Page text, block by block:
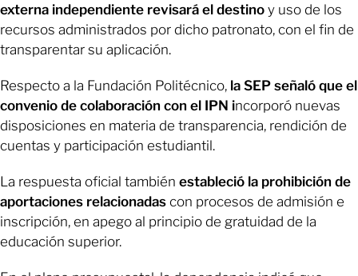
externa independiente revisará el destino y uso de los
recursos administrados por dicho patronato, con el fin de
transparentar su aplicación.
Respecto a la Fundación Politécnico, la SEP señaló que el
convenio de colaboración con el IPN incorporó nuevas
disposiciones en materia de transparencia, rendición de
cuentas y participación estudiantil.
La respuesta oficial también estableció la prohibición de
aportaciones relacionadas con procesos de admisión e
inscripción, en apego al principio de gratuidad de la
educación superior.